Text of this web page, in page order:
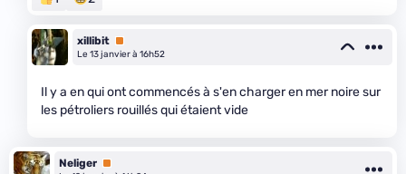
xillibit Premium
Le 13 janvier à 16h52
Il y a en qui ont commencés à s'en charger en mer noire sur
les pétroliers rouillés qui étaient vide
Neliger Premium